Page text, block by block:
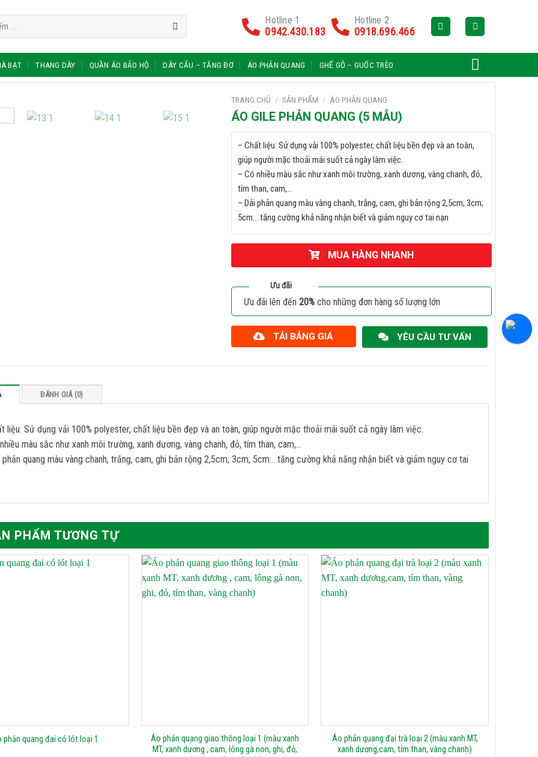
Hotline 1
0942.430.183
Hotline 2
0918.696.466
BẠT THANG DÂY QUẦN ÁO BẢO HỘ DÂY CẨU – TĂNG ĐƠ ÁO PHẢN QUANG GHẾ GỖ – GUỐC TRÈO
TRANG CHỦ / SẢN PHẨM / ÁO PHẢN QUANG
ÁO GILE PHẢN QUANG (5 MẪU)
– Chất liệu: Sử dụng vải 100% polyester, chất liệu bền đẹp và an toàn,
giúp người mặc thoải mái suốt cả ngày làm việc.
– Có nhiều màu sắc như xanh môi trường, xanh dương, vàng chanh, đỏ,
tím than, cam,…
– Dải phản quang màu vàng chanh, trắng, cam, ghi bản rộng 2,5cm; 3cm;
5cm… tăng cường khả năng nhận biết và giảm nguy cơ tai nạn
MUA HÀNG NHANH
Ưu đãi
Ưu đãi lên đến 20%cho những đơn hàng số lượng lớn
TẢI BẢNG GIÁ YÊU CẦU TƯ VẤN
ĐÁNH GIÁ (0)
liệu: Sử dụng vải 100% polyester, chất liệu bền đẹp và an toàn, giúp người mặc thoải mái suốt cả ngày làm việc.
màu sắc như xanh môi trường, xanh dương, vàng chanh, đỏ, tím than, cam,…
quang màu vàng chanh, trắng, cam, ghi bản rộng 2,5cm; 3cm; 5cm… tăng cường khả năng nhận biết và giảm nguy cơ tai
PHẨM TƯƠNG TỰ
phản quang đai có lót loại 1
Áo phản quang giao thông loại 1 (màu xanh
MT, xanh dương , cam, lông gà non, ghi, đỏ,
Áo phản quang đại trà loại 2 (màu xanh MT,
xanh dương,cam, tím than, vàng chanh)